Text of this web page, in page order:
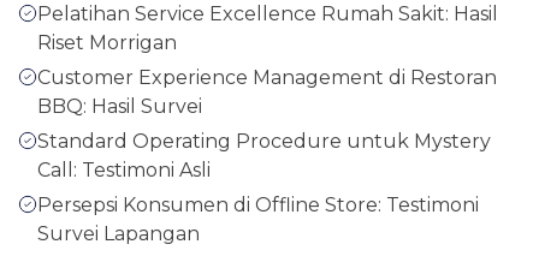
Pelatihan Service Excellence Rumah Sakit: Hasil
Riset Morrigan
Customer Experience Management di Restoran
BBQ: Hasil Survei
Standard Operating Procedure untuk Mystery
Call: Testimoni Asli
Persepsi Konsumen di Offline Store: Testimoni
Survei Lapangan